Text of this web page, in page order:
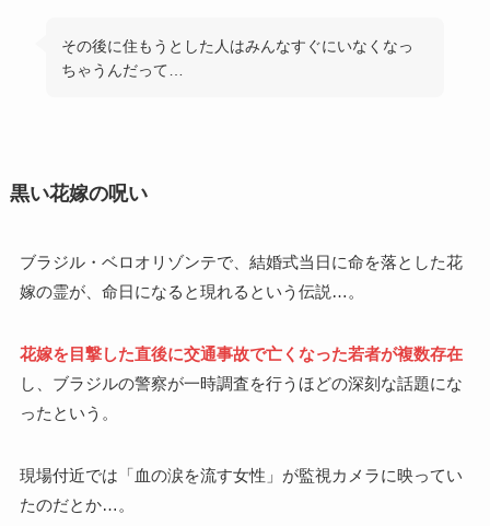
その後に住もうとした人はみんなすぐにいなくなっ
ちゃうんだって…
黒い花嫁の呪い
ブラジル・ベロオリゾンテで、結婚式当日に命を落とした花
嫁の霊が、命日になると現れるという伝説…。
花嫁を目撃した直後に交通事故で亡くなった若者が複数存在
し、ブラジルの警察が一時調査を行うほどの深刻な話題にな
ったという。
現場付近では「血の涙を流す女性」が監視カメラに映ってい
たのだとか…。